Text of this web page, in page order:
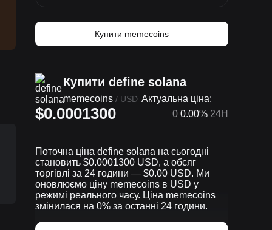
Купити memecoins
Купити define solana
memecoins / USD Актуальна ціна:
$0.0001300 0 0.00% 24H
Поточна ціна define solana на сьогодні
становить $0.0001300 USD, а обсяг
торгівлі за 24 години — $0.00 USD. Ми
оновлюємо ціну memecoins в USD у
режимі реального часу. Ціна memecoins
змінилася на 0% за останні 24 години.